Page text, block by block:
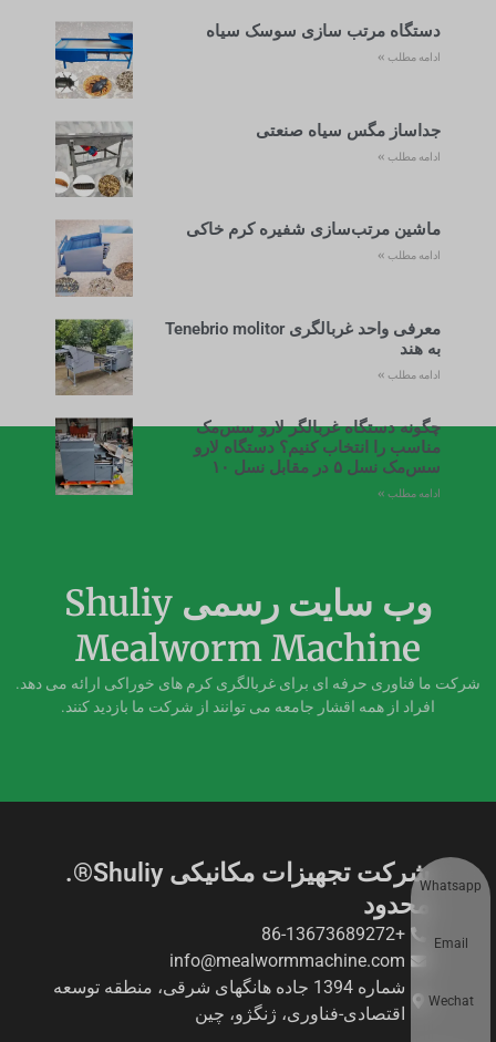
دستگاه مرتب سازی سوسک سیاه
ادامه مطلب »
جداساز مگس سیاه صنعتی
ادامه مطلب »
ماشین مرتب‌سازی شفیره کرم خاکی
ادامه مطلب »
معرفی واحد غربالگری Tenebrio molitor
به هند
ادامه مطلب »
چگونه دستگاه غربالگر لارو سس‌مک
مناسب را انتخاب کنیم؟ دستگاه لارو
سس‌مک نسل ۵ در مقابل نسل ۱۰
ادامه مطلب »
وب سایت رسمی Shuliy
Mealworm Machine
شرکت ما فناوری حرفه ای برای غربالگری کرم های خوراکی ارائه می دهد.
افراد از همه اقشار جامعه می توانند از شرکت ما بازدید کنند.
شرکت تجهیزات مکانیکی Shuliy®.
محدود
+86-13673689272
info@mealwormmachine.com
شماره 1394 جاده هانگهای شرقی، منطقه توسعه
اقتصادی-فناوری، ژنگژو، چین
Whatsapp
Email
Wechat